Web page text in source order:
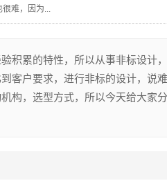
难，因为...
积累的特性，所以从事非标设计
客户要求，进行非标的设计，说
构，选型方式，所以今天给大家